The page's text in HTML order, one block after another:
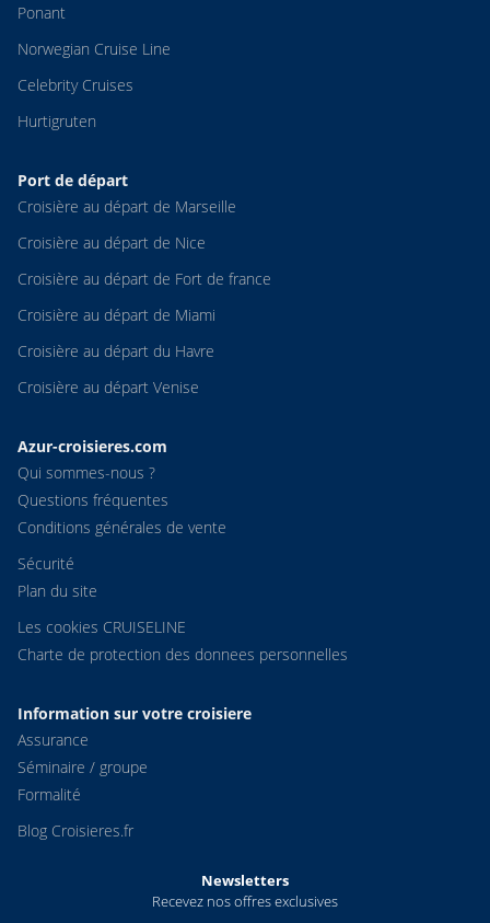
Ponant
Norwegian Cruise Line
Celebrity Cruises
Hurtigruten
Port de départ
Croisière au départ de Marseille
Croisière au départ de Nice
Croisière au départ de Fort de france
Croisière au départ de Miami
Croisière au départ du Havre
Croisière au départ Venise
Azur-croisieres.com
Qui sommes-nous ?
Questions fréquentes
Conditions générales de vente
Sécurité
Plan du site
Les cookies CRUISELINE
Charte de protection des donnees personnelles
Information sur votre croisiere
Assurance
Séminaire / groupe
Formalité
Blog Croisieres.fr
Newsletters
Recevez nos offres exclusives